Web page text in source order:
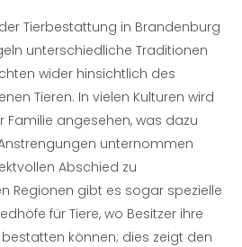
Tierbestattung in Brandenburg
unterschiedliche Traditionen
wider hinsichtlich des
Tieren. In vielen Kulturen wird
Familie angesehen, was dazu
unternommen
Abschied zu
Regionen gibt es sogar spezielle
für Tiere, wo Besitzer ihre
können; dies zeigt den